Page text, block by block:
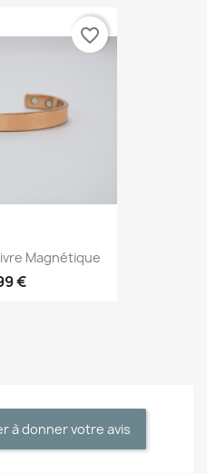
Magnétique
€
favorite_border
à donner votre avis